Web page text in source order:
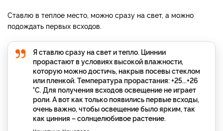
Ставлю в теплое место, можно сразу на свет, а можно
подождать первых всходов.
Я ставлю сразу на свет и тепло. Циннии
прорастают в условиях высокой влажности,
которую можно достичь, накрыв посевы стеклом
или пленкой. Температура прорастания: +25...+26
°С. Для получения всходов освещение не играет
роли. А вот как только появились первые всходы,
очень важно, чтобы освещение было ярким, так
как цинния – солнцелюбивое растение.